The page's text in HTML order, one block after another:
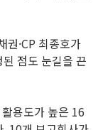
권·CP 최종호가
점도 눈길을 끈
용도가 높은 16